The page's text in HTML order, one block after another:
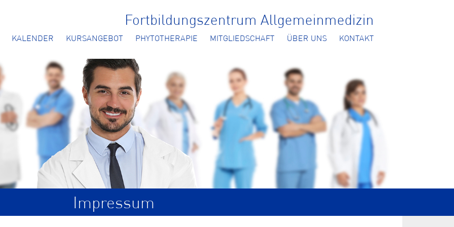
Fortbildungszentrum Allgemeinmedizin
KALENDER KURSANGEBOT PHYTOTHERAPIE MITGLIEDSCHAFT ÜBER UNS KONTAKT
Impressum